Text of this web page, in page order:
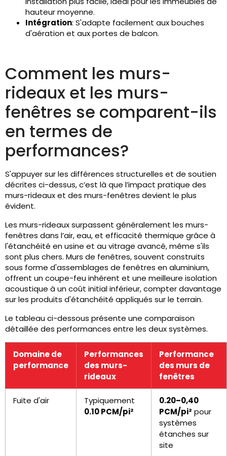
hauteur moyenne.
Intégration: S'adapte facilement aux bouches
d'aération et aux portes de balcon.
Comment les murs-
rideaux et les murs-
fenêtres se comparent-ils
en termes de
performances?
S'appuyer sur les différences structurelles et de soutien
décrites ci-dessus, c’est là que l’impact pratique des
murs-rideaux et des murs-fenêtres devient le plus
évident.
Les murs-rideaux surpassent généralement les murs-
fenêtres dans l’air, eau, et efficacité thermique grâce à
l'étanchéité en usine et au vitrage avancé, même s'ils
sont plus chers. Murs de fenêtres, souvent construits
sous forme d'assemblages de fenêtres en aluminium,
offrent un coupe-feu inhérent et une meilleure isolation
acoustique à un coût initial inférieur, compter davantage
sur les produits d'étanchéité appliqués sur le terrain.
Le tableau ci-dessous présente une comparaison
détaillée des performances entre les deux systèmes.
Domaine de
performance
Performances
des murs-
rideaux
Performance
des murs de
fenêtres
Fuite d'air
Typiquement
0.10 PCM/pi²
0.20–0,40
PCM/pi² pour
systèmes
étanches sur
site